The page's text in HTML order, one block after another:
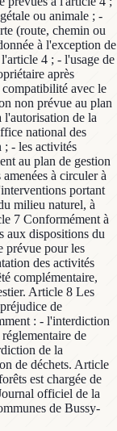
ou animale ; -
(route, chemin ou
à l'exception de
4 ; - l'usage de
après
avec le
non prévue au plan
l'autorisation de la
national des
; - les activités
au plan de gestion
à circuler à
portant
milieu naturel, à
7 Conformément à
aux dispositions du
prévue pour les
des activités
complémentaire,
Article 8 Les
de
: - l'interdiction
de
de la
de déchets. Article
est chargée de
officiel de la
de Bussy-